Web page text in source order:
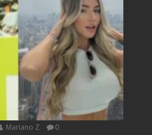
Mariano Z 0